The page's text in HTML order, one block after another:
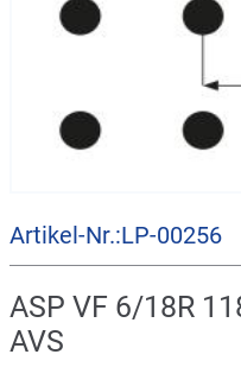
Artikel-Nr.:LP-00256
ASP VF 6/18R
AVS